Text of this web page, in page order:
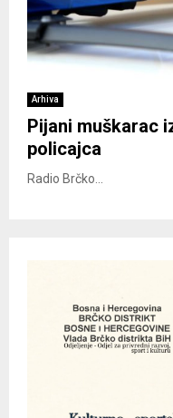
Arhiva
Pijani muškarac
policajca
Radio Brčko...